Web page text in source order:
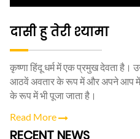
दासी हु तेरी श्यामा
कृष्णा हिंदू धर्म में एक प्रमुख देवता है।
आठवें अवतार के रूप में और अपने आप में
के रूप में भी पूजा जाता है।
Read More
RECENT NEWS